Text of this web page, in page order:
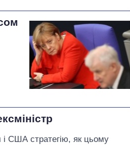
і США стратегію, як цьому